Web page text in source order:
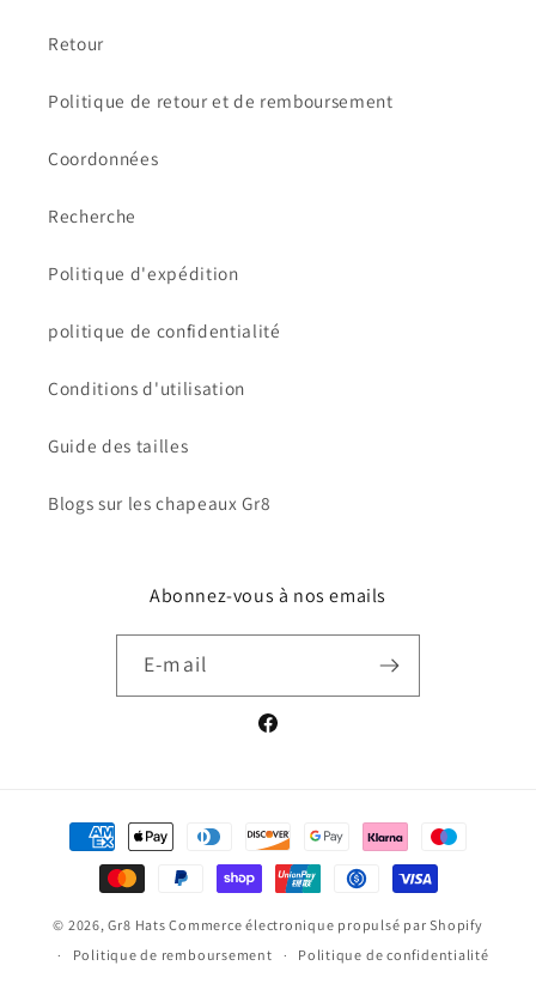
Retour
Politique de retour et de remboursement
Coordonnées
Recherche
Politique d'expédition
politique de confidentialité
Conditions d'utilisation
Guide des tailles
Blogs sur les chapeaux Gr8
Abonnez-vous à nos emails
E-mail
Facebook
Moyens
paiement
© 2026,Gr8 Hats Commerce électronique propulsé par Shopify
Politique de remboursement
Politique de confidentialité